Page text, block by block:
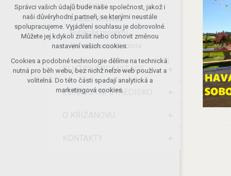
Newsletter
Mobilní Rozhlas
Publicita projektů
Volná pracovní místa
SLUŽBY, ORGANIZACE
ZDRAVOTNÍ STŘEDISKO
vyhodnocení návštěvnosti
marketingová cookies (Google)
Více informací o cookies na našem webu
Přijmout všechny cookies
Odmítnout vše
Správci vašich údajů bude naše společnost, jakož i
naši důvěryhodní partneři, se kterými neustále
spolupracujeme. Vyjádření souhlasu je dobrovolné.
Můžete jej kdykoli zrušit nebo obnovit změnou
nastavení vašich cookies.
Cookies a podobné technologie dělíme na technická:
nutná pro běh webu, bez nichž nelze web používat a
volitelná. Do této části spadají analytická a
marketingová cookies.